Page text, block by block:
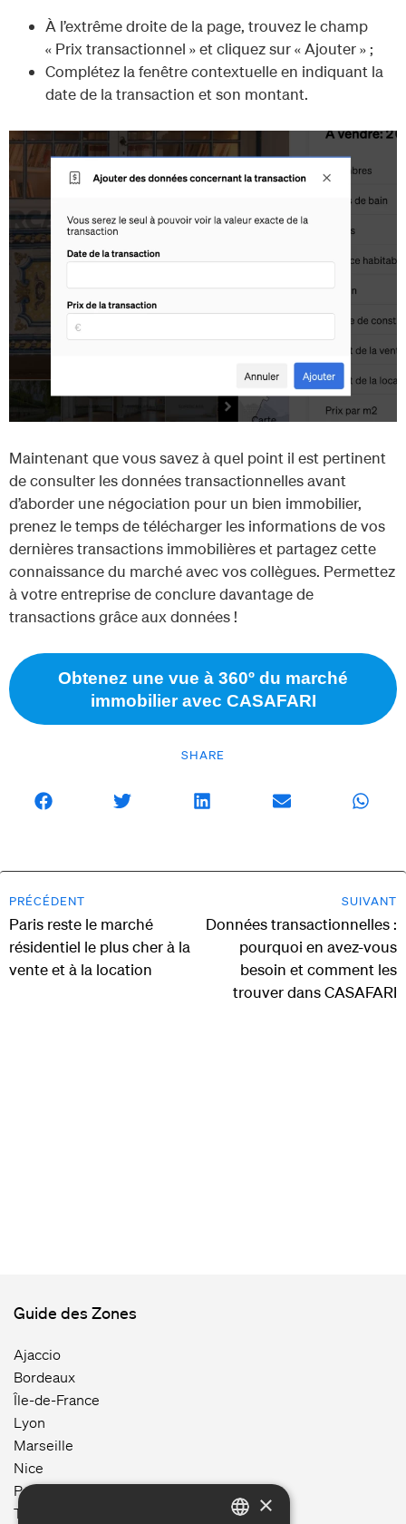
SHARE
À l’extrême droite de la page, trouvez le champ
« Prix transactionnel » et cliquez sur « Ajouter » ;
Complétez la fenêtre contextuelle en indiquant la
date de la transaction et son montant.
Maintenant que vous savez à quel point il est pertinent
de consulter les données transactionnelles avant
d’aborder une négociation pour un bien immobilier,
prenez le temps de télécharger les informations de vos
dernières transactions immobilières et partagez cette
connaissance du marché avec vos collègues. Permettez
à votre entreprise de conclure davantage de
transactions grâce aux données !
Obtenez une vue à 360º du marché
immobilier avec CASAFARI
PRÉCÉDENT
Paris reste le marché
résidentiel le plus cher à la
vente et à la location
SUIVANT
Données transactionnelles :
pourquoi en avez-vous
besoin et comment les
trouver dans CASAFARI
Guide des Zones
Ajaccio
Bordeaux
Île-de-France
Lyon
Marseille
Nice
Paris
Toulouse
×